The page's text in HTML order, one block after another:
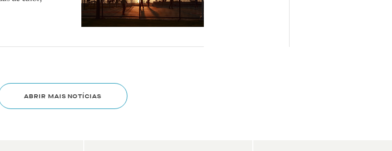
ABRIR MAIS NOTÍCIAS